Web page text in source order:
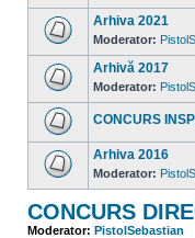
sunt
mesaje
necitite
sunt
mesaje
necitite
Arhiva 2021
Moderator:
mesaje
Arhivă 2017
Moderator:
Nu
sunt
necitite
CONCURS
mesaje
necitite
Arhiva 2016
Moderator:
CONCURS
Moderator: PistolSebastian